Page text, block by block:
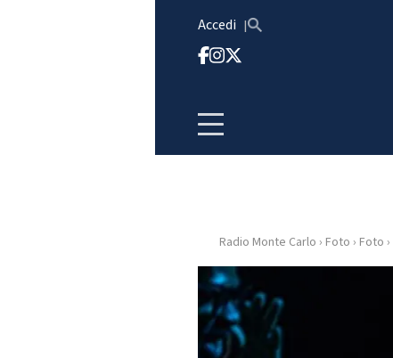
Accedi
HOME
RADIO
WEB
Radio Monte Carlo › Foto › Foto ›